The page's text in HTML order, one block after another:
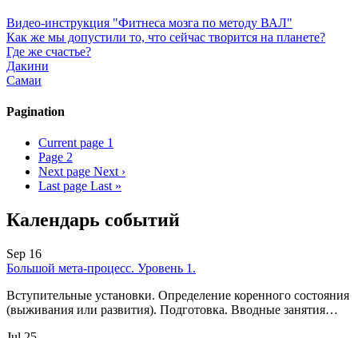
Видео-инструкция "Фитнеса мозга по методу ВАЛ"
Как же мы допустили то, что сейчас творится на планете?
Где же счастье?
Дакини
Самаи
Pagination
Current page 1
Page 2
Next page Next ›
Last page Last »
Календарь событий
Sep 16
Большой мета-процесс. Уровень 1.
Вступительные установки. Определение коренного состояния
(выживания или развития). Подготовка. Вводные занятия…